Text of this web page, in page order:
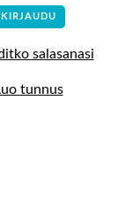
salasanasi
tunnus